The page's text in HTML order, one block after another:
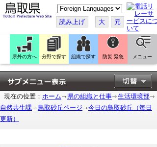
こ
の
ペ
ー
ジ
翻
訳
す
る
読み上げ 大 元
県外の方へ 分野で探す 組織で探す 防災 緊急 メニュー
現在の位置： ホーム 県の組織と仕事
生活環境部
自然共生課
鳥取砂丘ページ
今日の鳥取砂丘（毎日
更新）